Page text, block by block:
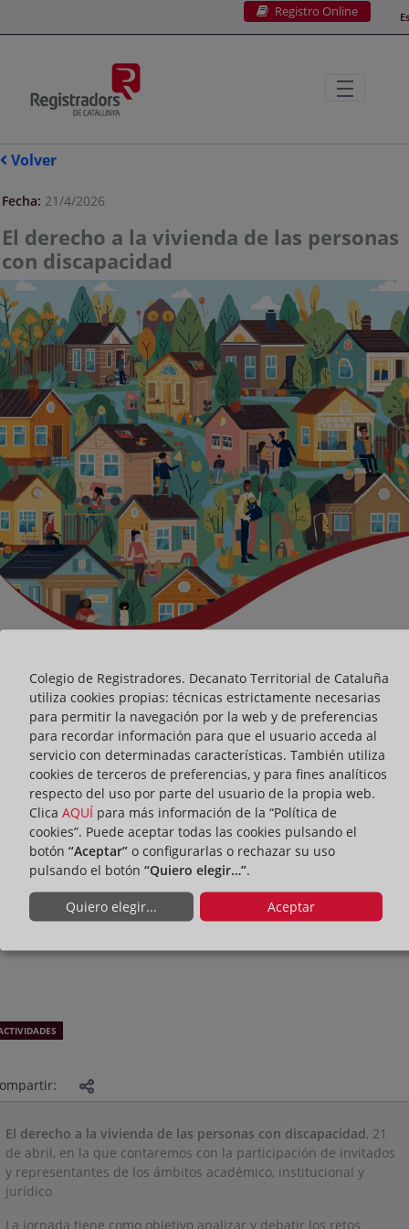
Registro Online
Volver
Fecha: 21/4/2026
El derecho a la vivienda de las personas
con discapacidad
El derecho a la vivienda de las personas con discapacidad, 21
de abril, en la que contaremos con la participación de invitados
y representantes de los ámbitos académico, institucional y
jurídico
La jornada tiene como objetivo analizar y debatir los retos
Colegio de Registradores. Decanato Territorial de Cataluña
utiliza cookies propias: técnicas estrictamente necesarias
para permitir la navegación por la web y de preferencias
para recordar información para que el usuario acceda al
servicio con determinadas características. También utiliza
cookies de terceros de preferencias, y para fines analíticos
respecto del uso por parte del usuario de la propia web.
Clica AQUÍ para más información de la “Política de
cookies”. Puede aceptar todas las cookies pulsando el
botón “Aceptar” o configurarlas o rechazar su uso
pulsando el botón “Quiero elegir…”.
Quiero elegir... Aceptar